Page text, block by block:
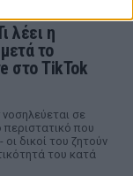
λέει η
το
στο TikTok
σε
που
οι δικοί του ζητούν
του κατά